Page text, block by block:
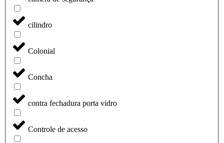
cilindro
Colonial
Concha
contra fechadura porta vidro
Controle de acesso